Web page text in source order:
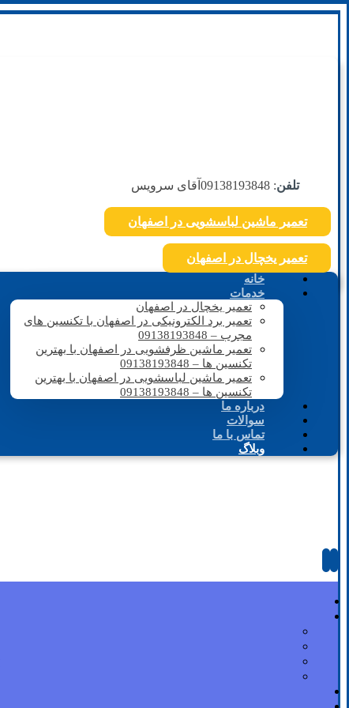
تلفن: 09138193848 آقای سرویس
تعمیر ماشین لباسشویی در اصفهان
تعمیر یخچال در اصفهان
خانه
خدمات
تعمیر یخچال در اصفهان
تعمیر برد الکترونیکی در اصفهان با تکنسین های
مجرب – 09138193848
تعمیر ماشین ظرفشویی در اصفهان با بهترین
تکنسین ها – 09138193848
تعمیر ماشین لباسشویی در اصفهان با بهترین
تکنسین ها – 09138193848
درباره ما
سوالات
تماس با ما
وبلاگ